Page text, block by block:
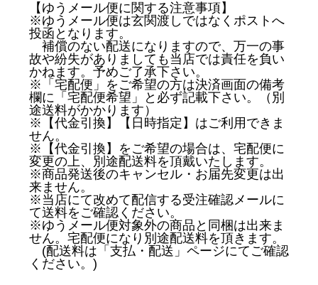
【ゆうメール便に関する注意事項】
※ゆうメール便は玄関渡しではなくポストへ
投函となります。
補償のない配送になりますので、万一の事
故や紛失がありましても当店では責任を負い
かねます。予めご了承下さい。
※「宅配便」をご希望の方は決済画面の備考
欄に「宅配便希望」と必ず記載下さい。（別
途送料がかかります）
※【代金引換】【日時指定】はご利用できま
せん。
※【代金引換】をご希望の場合は、宅配便に
変更の上、別途配送料を頂戴いたします。
※商品発送後のキャンセル・お届先変更は出
来ません。
※当店にて改めて配信する受注確認メールに
て送料をご確認ください。
※ゆうメール便対象外の商品と同梱は出来ま
せん。宅配便になり別途配送料を頂きます。
(配送料は「支払・配送」ページにてご確認
ください。)